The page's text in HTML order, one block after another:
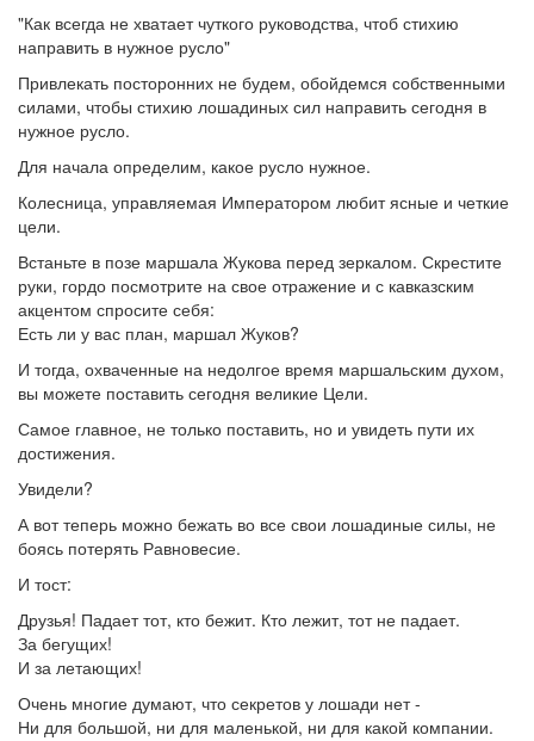
"Как всегда не хватает чуткого руководства, чтоб стихию
направить в нужное русло"
Привлекать посторонних не будем, обойдемся собственными
силами, чтобы стихию лошадиных сил направить сегодня в
нужное русло.
Для начала определим, какое русло нужное.
Колесница, управляемая Императором любит ясные и четкие
цели.
Встаньте в позе маршала Жукова перед зеркалом. Скрестите
руки, гордо посмотрите на свое отражение и с кавказским
акцентом спросите себя:
Есть ли у вас план, маршал Жуков?
И тогда, охваченные на недолгое время маршальским духом,
вы можете поставить сегодня великие Цели.
Самое главное, не только поставить, но и увидеть пути их
достижения.
Увидели?
А вот теперь можно бежать во все свои лошадиные силы, не
боясь потерять Равновесие.
И тост:
Друзья! Падает тот, кто бежит. Кто лежит, тот не падает.
За бегущих!
И за летающих!
Очень многие думают, что секретов у лошади нет -
Ни для большой, ни для маленькой, ни для какой компании.